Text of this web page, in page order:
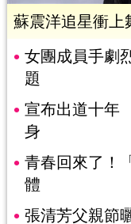
蘇震洋追星衝上
女團成員手劇
題
宣布出道十年
身
青春回來了！
體
張清芳父親節